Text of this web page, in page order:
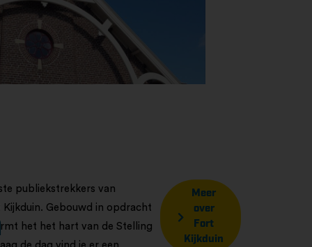
publiekstrekkers van
Kijkduin. Gebouwd in opdracht
het het hart van de Stelling
Meer
over
Fort
Kijkduin